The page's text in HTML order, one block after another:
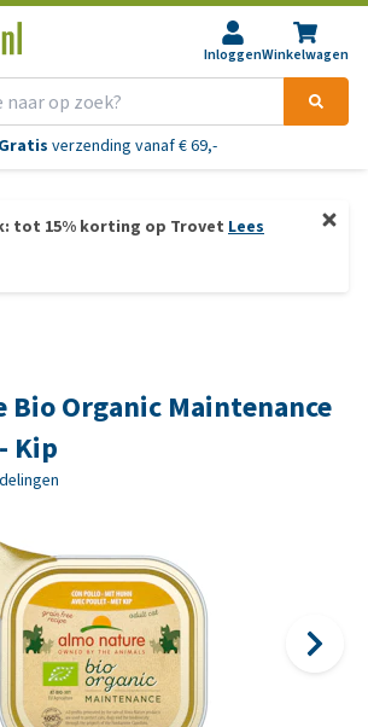
InloggenWinkelwagen
Gratis verzending vanaf € 69,-
tot 15% korting op Trovet Lees
Bio Organic Maintenance
Kip